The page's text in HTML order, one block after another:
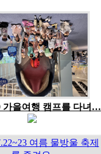
가을여행 캠프를 다녀…